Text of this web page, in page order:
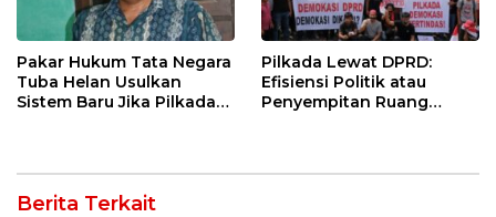
Pakar Hukum Tata Negara
Tuba Helan Usulkan
Sistem Baru Jika Pilkada
Pilkada Lewat DPRD:
Efisiensi Politik atau
Penyempitan Ruang
Berita Terkait